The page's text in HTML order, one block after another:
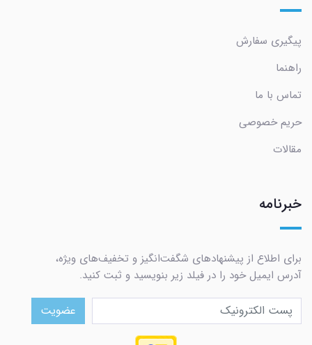
پیگیری سفارش
راهنما
تماس با ما
حریم خصوصی
مقالات
خبرنامه
برای اطلاع از پیشنهادهای شگفت‌انگیز و تخفیف‌های ویژه،
آدرس ایمیل خود را در فیلد زیر بنویسید و ثبت کنید.
عضویت